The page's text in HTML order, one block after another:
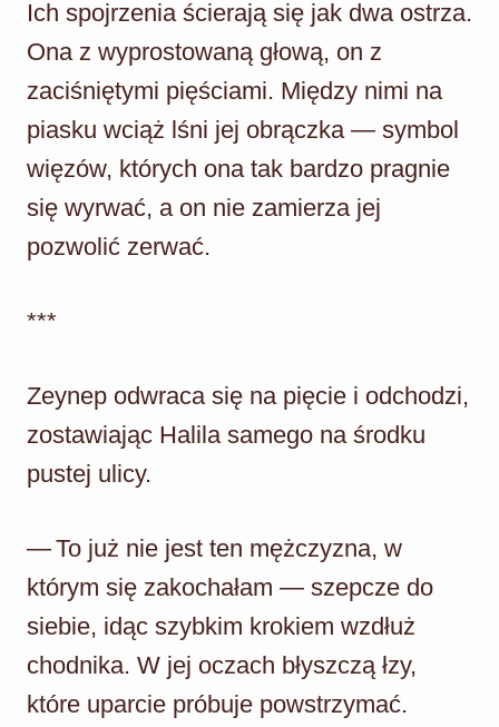
Ich spojrzenia ścierają się jak dwa ostrza.
Ona z wyprostowaną głową, on z
zaciśniętymi pięściami. Między nimi na
piasku wciąż lśni jej obrączka — symbol
więzów, których ona tak bardzo pragnie
się wyrwać, a on nie zamierza jej
pozwolić zerwać.
***
Zeynep odwraca się na pięcie i odchodzi,
zostawiając Halila samego na środku
pustej ulicy.
— To już nie jest ten mężczyzna, w
którym się zakochałam — szepcze do
siebie, idąc szybkim krokiem wzdłuż
chodnika. W jej oczach błyszczą łzy,
które uparcie próbuje powstrzymać.